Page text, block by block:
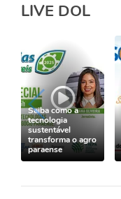
LIVE DOL
Saiba como a
tecnologia
sustentável
transforma o agro
paraense